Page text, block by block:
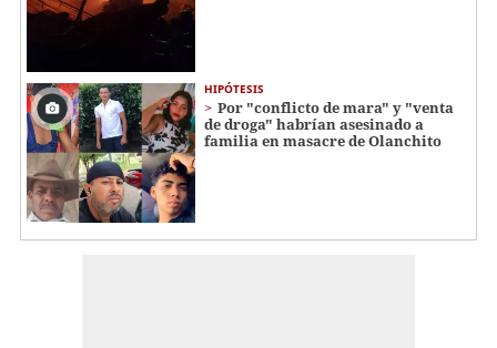
HIPÓTESIS
Por "conflicto de mara" y "venta
de droga" habrían asesinado a
familia en masacre de Olanchito